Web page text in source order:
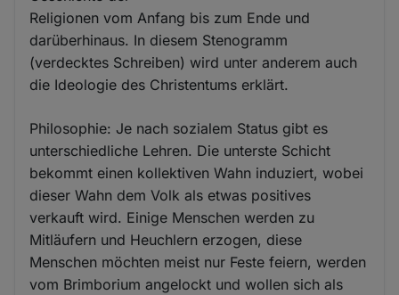
Religionen vom Anfang bis zum Ende und
darüberhinaus. In diesem Stenogramm
(verdecktes Schreiben) wird unter anderem auch
die Ideologie des Christentums erklärt.
Philosophie: Je nach sozialem Status gibt es
unterschiedliche Lehren. Die unterste Schicht
bekommt einen kollektiven Wahn induziert, wobei
dieser Wahn dem Volk als etwas positives
verkauft wird. Einige Menschen werden zu
Mitläufern und Heuchlern erzogen, diese
Menschen möchten meist nur Feste feiern, werden
vom Brimborium angelockt und wollen sich als